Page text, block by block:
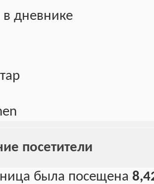
в дневнике
посетители
была посещена